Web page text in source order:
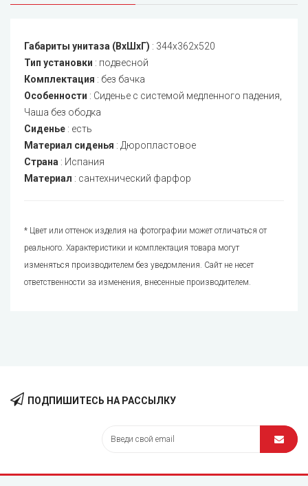
Габариты унитаза (ВхШхГ) : 344x362x520
Тип установки : подвесной
Комплектация : без бачка
Особенности : Сиденье с системой медленного падения,
Чаша без ободка
Сиденье : есть
Материал сиденья : Дюропластовое
Страна : Испания
Материал : сантехнический фарфор
* Цвет или оттенок изделия на фотографии может отличаться от
реального. Характеристики и комплектация товара могут
изменяться производителем без уведомления. Сайт не несет
ответственности за изменения, внесенные производителем.
ПОДПИШИТЕСЬ НА РАССЫЛКУ